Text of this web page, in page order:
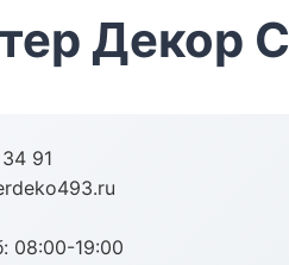
Декор
91
08:00-19:00